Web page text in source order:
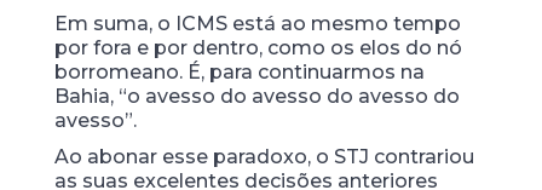
Em suma, o ICMS está ao mesmo tempo
por fora e por dentro, como os elos do nó
borromeano. É, para continuarmos na
Bahia, “o avesso do avesso do avesso do
avesso”.
Ao abonar esse paradoxo, o STJ contrariou
as suas excelentes decisões anteriores